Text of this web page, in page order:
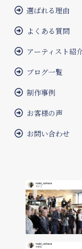
選ばれる理由
よくある質問
アーティスト紹
ブログ一覧
制作事例
お客様の声
お問い合わせ